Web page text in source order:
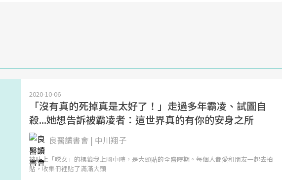
2020-10-06
「沒有真的死掉真是太好了！」走過多年霸凌、試圖自
殺...她想告訴被霸凌者：這世界真的有你的安身之所
良醫讀書會 | 中川翔子
被貼上「噁女」的標籤我上國中時，是大頭貼的全盛時期。每個人都愛和朋友一起去拍
貼，收集冊裡貼了滿滿大頭